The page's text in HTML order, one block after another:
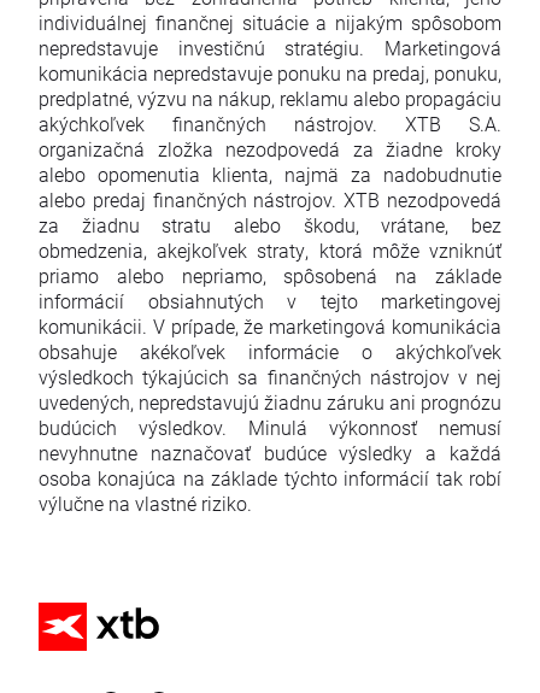
individuálnej finančnej situácie a nijakým spôsobom
nepredstavuje investičnú stratégiu. Marketingová
komunikácia nepredstavuje ponuku na predaj, ponuku,
predplatné, výzvu na nákup, reklamu alebo propagáciu
akýchkoľvek finančných nástrojov. XTB S.A.
organizačná zložka nezodpovedá za žiadne kroky
alebo opomenutia klienta, najmä za nadobudnutie
alebo predaj finančných nástrojov. XTB nezodpovedá
za žiadnu stratu alebo škodu, vrátane, bez
obmedzenia, akejkoľvek straty, ktorá môže vzniknúť
priamo alebo nepriamo, spôsobená na základe
informácií obsiahnutých v tejto marketingovej
komunikácii. V prípade, že marketingová komunikácia
obsahuje akékoľvek informácie o akýchkoľvek
výsledkoch týkajúcich sa finančných nástrojov v nej
uvedených, nepredstavujú žiadnu záruku ani prognózu
budúcich výsledkov. Minulá výkonnosť nemusí
nevyhnutne naznačovať budúce výsledky a každá
osoba konajúca na základe týchto informácií tak robí
výlučne na vlastné riziko.